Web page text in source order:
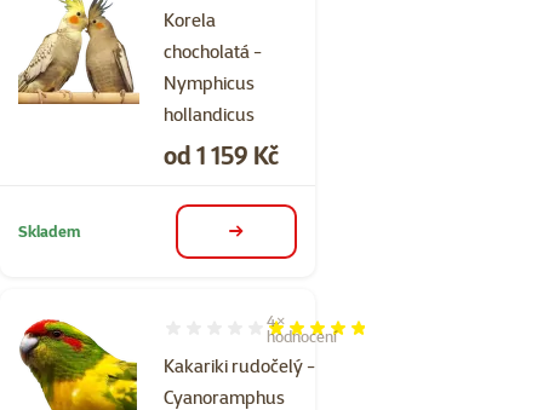
Korela
chocholatá -
Nymphicus
hollandicus
Cena
od 1 159 Kč
Skladem detail
Kakariki rudočelý -
Cyanoramphus
Hodnocení 95%, počet hodnocení: 4
4×
hodnocení